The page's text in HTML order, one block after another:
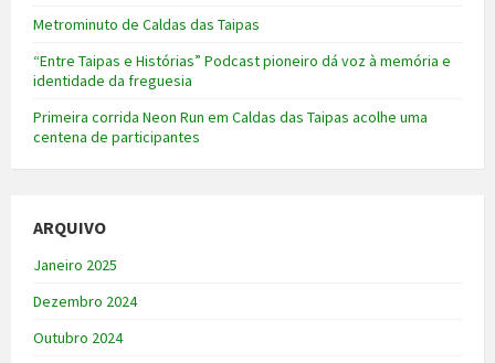
Metrominuto de Caldas das Taipas
“Entre Taipas e Histórias” Podcast pioneiro dá voz à memória e
identidade da freguesia
Primeira corrida Neon Run em Caldas das Taipas acolhe uma
centena de participantes
ARQUIVO
Janeiro 2025
Dezembro 2024
Outubro 2024